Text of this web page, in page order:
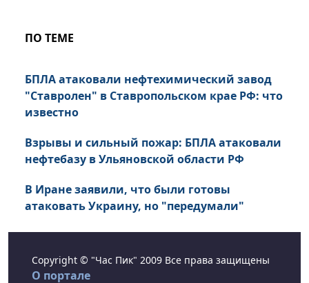
ПО ТЕМЕ
БПЛА атаковали нефтехимический завод
"Ставролен" в Ставропольском крае РФ: что
известно
Взрывы и сильный пожар: БПЛА атаковали
нефтебазу в Ульяновской области РФ
В Иране заявили, что были готовы
атаковать Украину, но "передумали"
Copyright © "Час Пик" 2009 Все права защищены
О портале